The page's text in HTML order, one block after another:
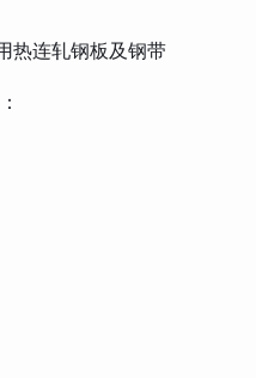
热连轧钢板及钢带